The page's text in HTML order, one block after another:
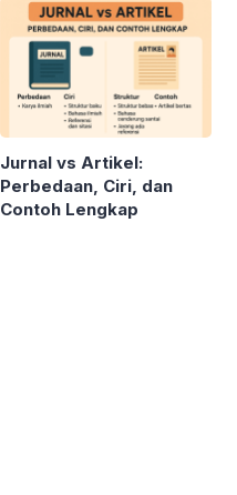
Jurnal vs Artikel:
Perbedaan, Ciri, dan
Contoh Lengkap